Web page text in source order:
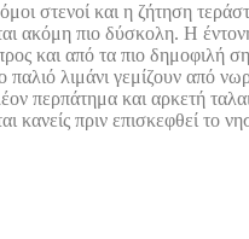
στενοί και η ζήτηση
ακόμη πιο δύσκολη. Η
και από τα πιο δημοφιλή
λιμάνι γεμίζουν από
περπάτημα και αρκετή
πριν επισκεφθεί το